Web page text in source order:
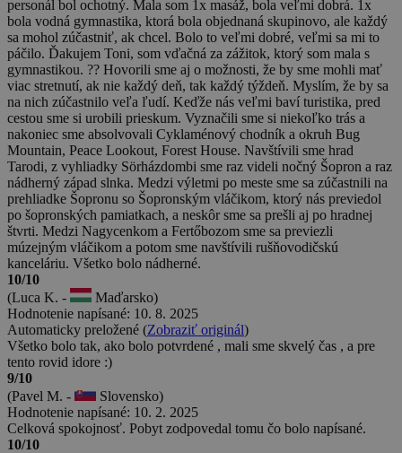
personál bol ochotný. Mala som 1x masáž, bola veľmi dobrá. 1x
bola vodná gymnastika, ktorá bola objednaná skupinovo, ale každý
sa mohol zúčastniť, ak chcel. Bolo to veľmi dobré, veľmi sa mi to
páčilo. Ďakujem Toni, som vďačná za zážitok, ktorý som mala s
gymnastikou. ?? Hovorili sme aj o možnosti, že by sme mohli mať
viac stretnutí, ak nie každý deň, tak každý týždeň. Myslím, že by sa
na nich zúčastnilo veľa ľudí. Keďže nás veľmi baví turistika, pred
cestou sme si urobili prieskum. Vyznačili sme si niekoľko trás a
nakoniec sme absolvovali Cyklaménový chodník a okruh Bug
Mountain, Peace Lookout, Forest House. Navštívili sme hrad
Tarodi, z vyhliadky Sörházdombi sme raz videli nočný Šopron a raz
nádherný západ slnka. Medzi výletmi po meste sme sa zúčastnili na
prehliadke Šopronu so Šopronským vláčikom, ktorý nás previedol
po šopronských pamiatkach, a neskôr sme sa prešli aj po hradnej
štvrti. Medzi Nagycenkom a Fertőbozom sme sa previezli
múzejným vláčikom a potom sme navštívili rušňovodičskú
kanceláriu. Všetko bolo nádherné.
10/10
(Luca K. -
Maďarsko)
Hodnotenie napísané: 10. 8. 2025
Automaticky preložené (Zobraziť originál)
Všetko bolo tak, ako bolo potvrdené , mali sme skvelý čas , a pre
tento rovid idore :)
9/10
(Pavel M. -
Slovensko)
Hodnotenie napísané: 10. 2. 2025
Celková spokojnosť. Pobyt zodpovedal tomu čo bolo napísané.
10/10